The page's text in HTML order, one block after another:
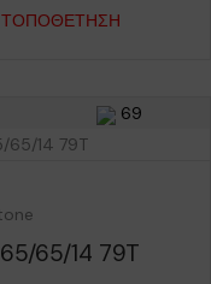
ΤΟΠΟΘΈΤΗΣΗ
69
65/14 79T